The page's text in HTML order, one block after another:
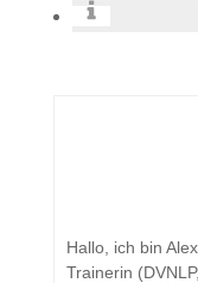
Hallo, ich bin
Trainerin